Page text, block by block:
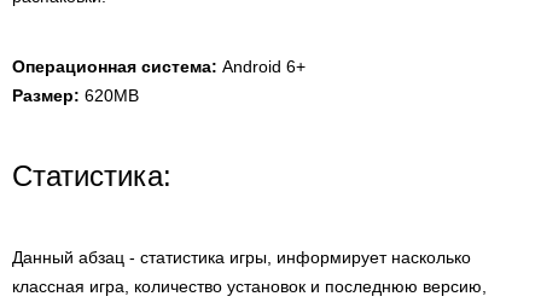
Операционная система: Android 6+
Размер: 620MB
Статистика:
Данный абзац - статистика игры, информирует насколько
классная игра, количество установок и последнюю версию,